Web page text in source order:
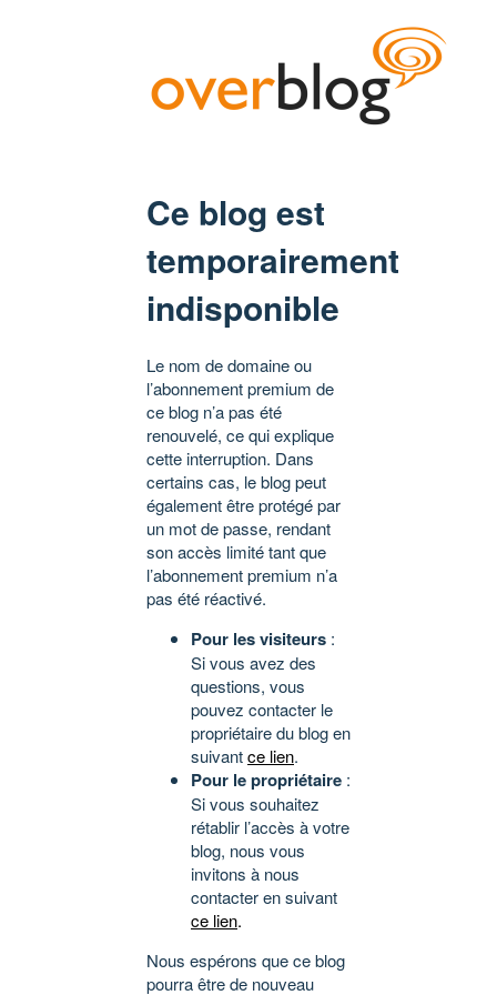
Ce blog est
temporairement
indisponible
Le nom de domaine ou
l’abonnement premium de
ce blog n’a pas été
renouvelé, ce qui explique
cette interruption. Dans
certains cas, le blog peut
également être protégé par
un mot de passe, rendant
son accès limité tant que
l’abonnement premium n’a
pas été réactivé.
Pour les visiteurs :
Si vous avez des
questions, vous
pouvez contacter le
propriétaire du blog en
suivantce lien.
Pour le propriétaire :
Si vous souhaitez
rétablir l’accès à votre
blog, nous vous
invitons à nous
contacter en suivant
ce lien.
Nous espérons que ce blog
pourra être de nouveau